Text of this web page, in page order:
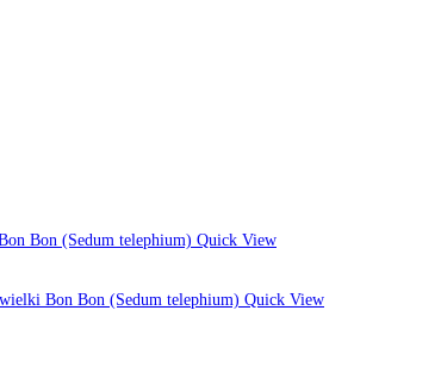
Quick View
Quick View